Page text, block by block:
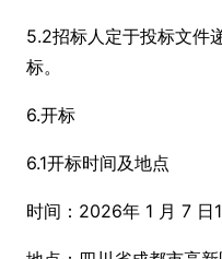
5.2招标人定于投标文件
标。
6.开标
6.1开标时间及地点
时间：2026年 1 月 7 日